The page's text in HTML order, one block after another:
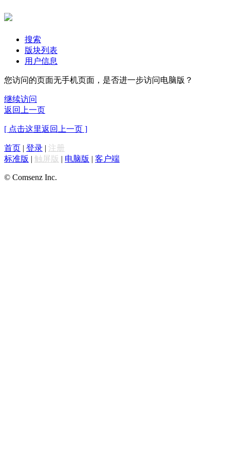
搜索
版块列表
用户信息
您访问的页面无手机页面，是否进一步访问电脑版？
继续访问
返回上一页
[ 点击这里返回上一页 ]
首页 | 登录 | 注册
标准版 | 触屏版 | 电脑版 | 客户端
© Comsenz Inc.